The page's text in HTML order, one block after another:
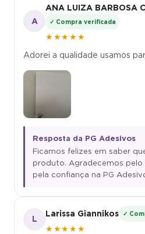
A
ANA LUIZA BARBOSA
✓ Compra verificada
★★★★★
Adorei a qualidade usamos
Resposta da PG Adesivos
Ficamos felizes em saber
produto. Agradecemos pelo
pela confiança na PG
L
Larissa Giannikos ✓
★★★★★